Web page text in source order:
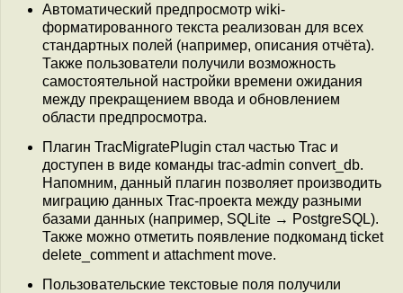
Автоматический предпросмотр wiki-
форматированного текста реализован для всех
стандартных полей (например, описания отчёта).
Также пользователи получили возможность
самостоятельной настройки времени ожидания
между прекращением ввода и обновлением
области предпросмотра.
Плагин TracMigratePlugin стал частью Trac и
доступен в виде команды trac-admin convert_db.
Напомним, данный плагин позволяет производить
миграцию данных Trac-проекта между разными
базами данных (например, SQLite → PostgreSQL).
Также можно отметить появление подкоманд ticket
delete_comment и attachment move.
Пользовательские текстовые поля получили